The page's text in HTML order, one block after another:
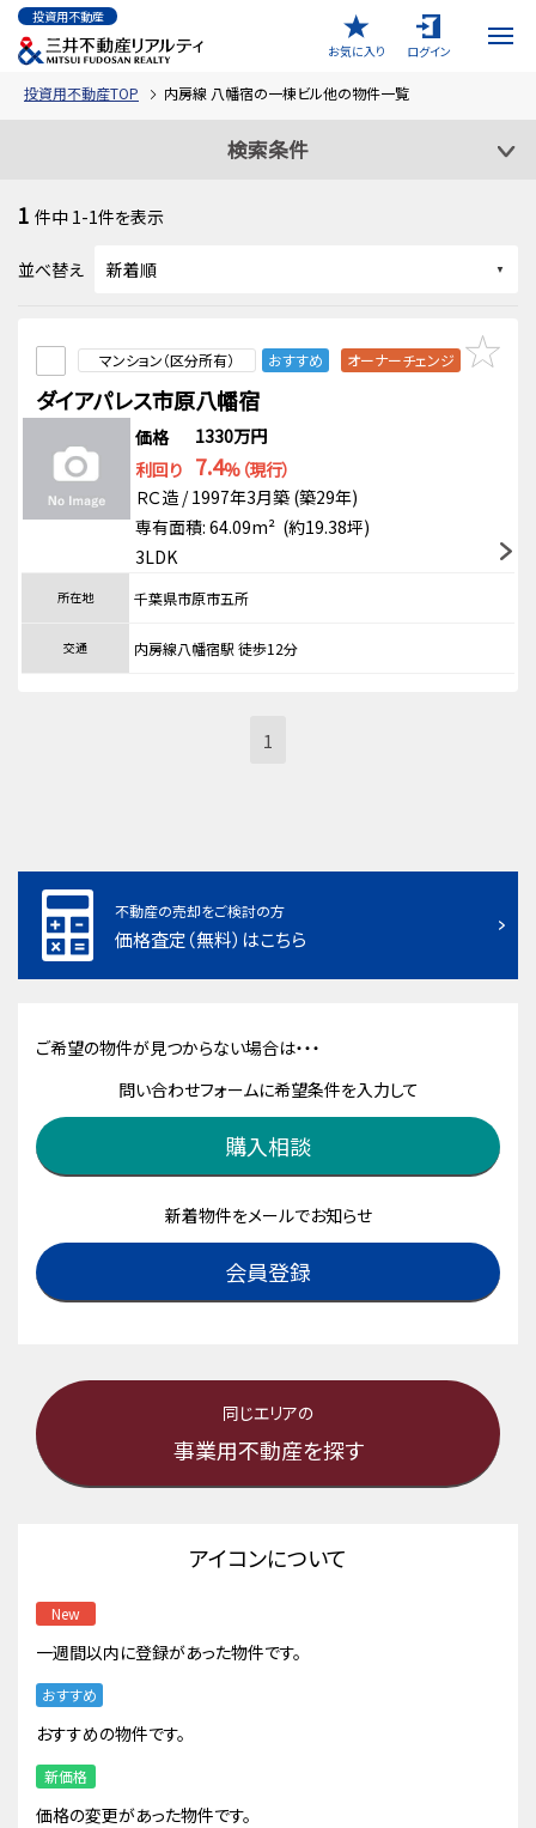
投資用不動産
お気に入り
ログイン
投資用不動産TOP 内房線 八幡宿の一棟ビル他の物件一覧
検索条件
1 件中 1-1件を表示
並べ替え
マンション（区分所有） おすすめ オーナーチェンジ
ダイアパレス市原八幡宿
価格
1330万円
利回り 7.4%（現行）
ＲＣ造 / 1997年3月築 (築29年)
専有面積: 64.09m² (約19.38坪)
3LDK
所在地 千葉県市原市五所
交通 内房線八幡宿駅 徒歩12分
1
不動産の売却をご検討の方
価格査定（無料）はこちら
ご希望の物件が見つからない場合は・・・
問い合わせフォームに希望条件を入力して
購入相談
新着物件をメールでお知らせ
会員登録
同じエリアの
事業用不動産を探す
アイコンについて
New
一週間以内に登録があった物件です。
おすすめ
おすすめの物件です。
新価格
価格の変更があった物件です。